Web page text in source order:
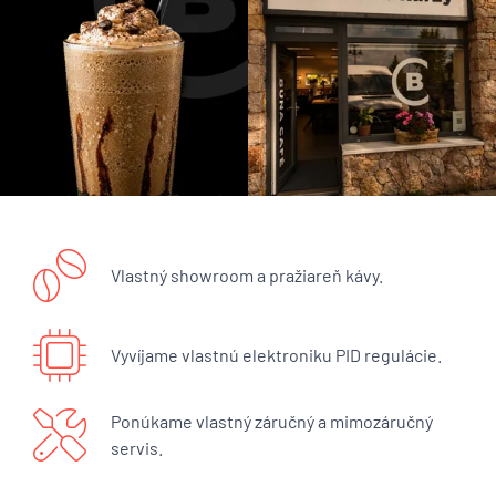
Vlastný showroom a pražiareň kávy.
Vyvíjame vlastnú elektroniku PID regulácie.
Ponúkame vlastný záručný a mimozáručný
servis.